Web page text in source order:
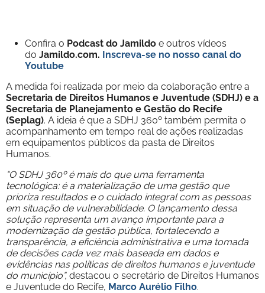
Confira o Podcast do Jamildo e outros vídeos
do Jamildo.com. Inscreva-se no nosso canal do
Youtube
A medida foi realizada por meio da colaboração entre a
Secretaria de Direitos Humanos e Juventude (SDHJ) e a
Secretaria de Planejamento e Gestão do Recife
(Seplag). A ideia é que a SDHJ 360º também permita o
acompanhamento em tempo real de ações realizadas
em equipamentos públicos da pasta de Direitos
Humanos.
"O SDHJ 360º é mais do que uma ferramenta
tecnológica: é a materialização de uma gestão que
prioriza resultados e o cuidado integral com as pessoas
em situação de vulnerabilidade. O lançamento dessa
solução representa um avanço importante para a
modernização da gestão pública, fortalecendo a
transparência, a eficiência administrativa e uma tomada
de decisões cada vez mais baseada em dados e
evidências nas políticas de direitos humanos e juventude
do município”, destacou o secretário de Direitos Humanos
e Juventude do Recife, Marco Aurélio Filho.